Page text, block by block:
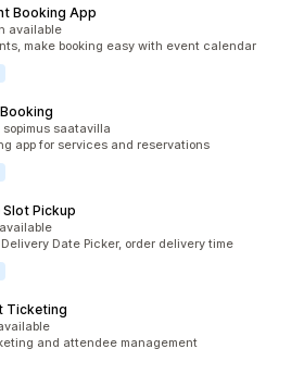
Booking App
available
make booking easy with event calendar
sopimus saatavilla
app for services and reservations
Pickup
Date Picker, order delivery time
Ticketing
and attendee management